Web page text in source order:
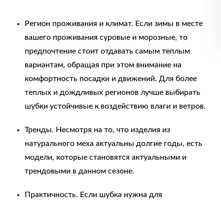
Регион проживания и климат. Если зимы в месте
вашего проживания суровые и морозные, то
предпочтение стоит отдавать самым теплым
вариантам, обращая при этом внимание на
комфортность посадки и движений. Для более
теплых и дождливых регионов лучше выбирать
шубки устойчивые к воздействию влаги и ветров.
Тренды. Несмотря на то, что изделия из
натурального меха актуальны долгие годы, есть
модели, которые становятся актуальными и
трендовыми в данном сезоне.
Практичность. Если шубка нужна для